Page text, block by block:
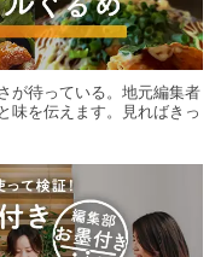
が待っている。地元編集者
味を伝えます。見ればきっ